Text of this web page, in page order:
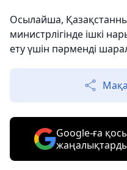
Осылайша,
министрлігінде ішкі
ету үшін пәрменді
Google-ға